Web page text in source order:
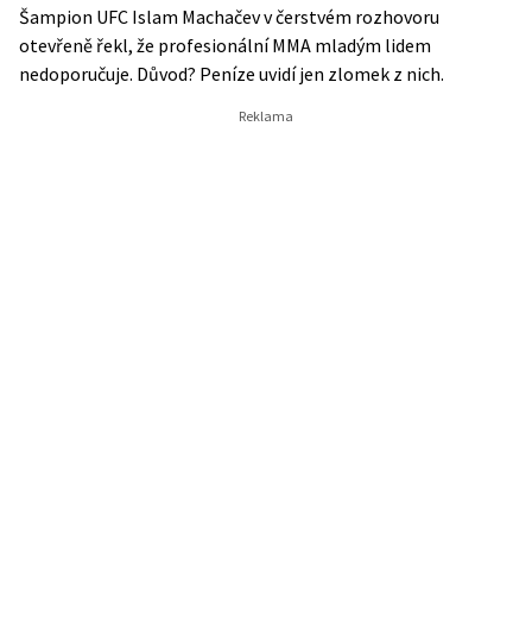
Šampion UFC Islam Machačev v čerstvém rozhovoru
otevřeně řekl, že profesionální MMA mladým lidem
nedoporučuje. Důvod? Peníze uvidí jen zlomek z nich.